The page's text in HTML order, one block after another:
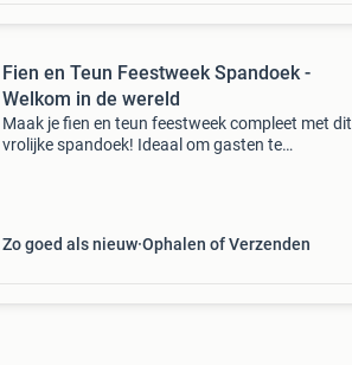
Fien en Teun Feestweek Spandoek -
Welkom in de wereld
Maak je fien en teun feestweek compleet met dit
vrolijke spandoek! Ideaal om gasten te
Zo goed als nieuw Ophalen of Verzenden